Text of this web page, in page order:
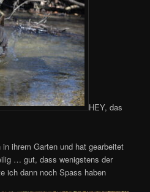
HEY, das
ihrem Garten und hat gearbeitet
… gut, dass wenigstens der
ich dann noch Spass haben